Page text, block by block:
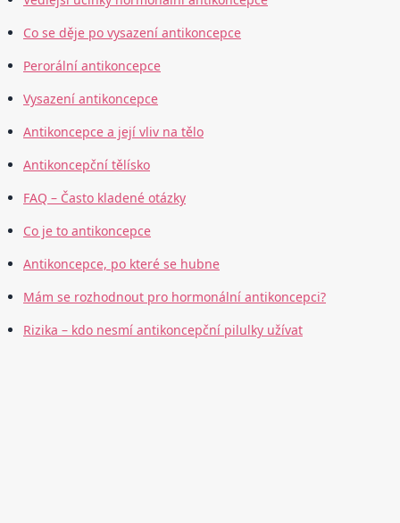
Co se děje po vysazení antikoncepce
Perorální antikoncepce
Vysazení antikoncepce
Antikoncepce a její vliv na tělo
Antikoncepční tělísko
FAQ – Často kladené otázky
Co je to antikoncepce
Antikoncepce, po které se hubne
Mám se rozhodnout pro hormonální antikoncepci?
Rizika – kdo nesmí antikoncepční pilulky užívat